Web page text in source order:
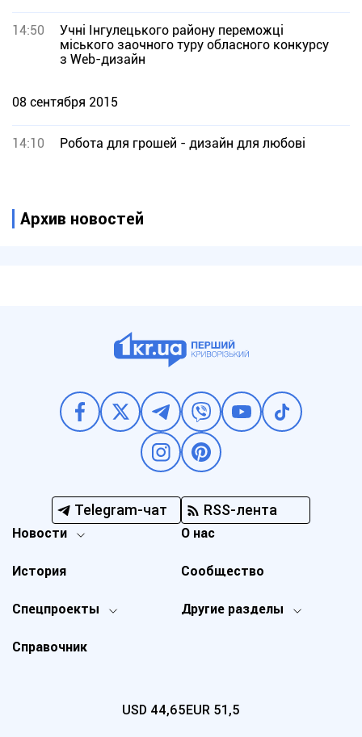
14:50
Учні Інгулецького району переможці
міського заочного туру обласного конкурсу
з Web-дизайн
08 сентября 2015
14:10 Робота для грошей - дизайн для любові
Архив новостей
Telegram-чат RSS-лента
Новости
Спецпроекты Другие разделы
История
О нас
Справочник
Сообщество
USD 44,65EUR 51,5